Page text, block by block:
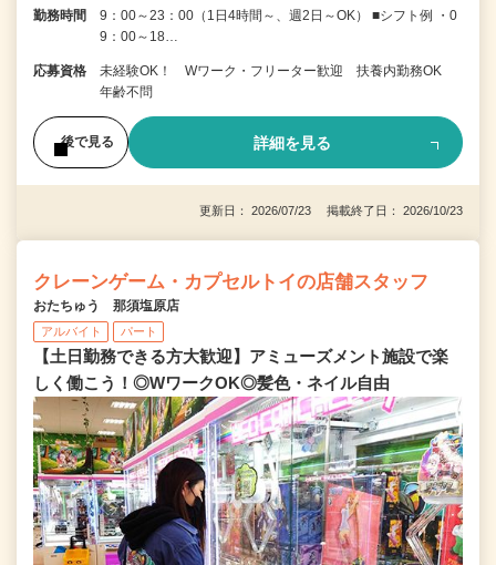
勤務時間
9：00～23：00（1日4時間～、週2日～OK） ■シフト例 ・0
9：00～18…
応募資格
未経験OK！ Wワーク・フリーター歓迎 扶養内勤務OK
年齢不問
後で見る 詳細を見る
更新日： 2026/07/23 掲載終了日： 2026/10/23
クレーンゲーム・カプセルトイの店舗スタッフ
おたちゅう 那須塩原店
アルバイト パート
【土日勤務できる方大歓迎】アミューズメント施設で楽
しく働こう！◎WワークOK◎髪色・ネイル自由